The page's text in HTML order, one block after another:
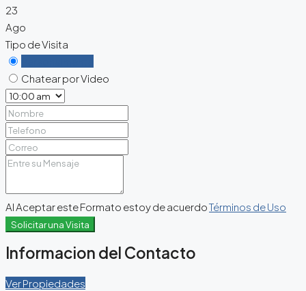
23
Ago
Tipo de Visita
Chatear por Video
Al Aceptar este Formato estoy de acuerdoTérminos de Uso
Solicitar una Visita
Informacion del Contacto
Ver Propiedades